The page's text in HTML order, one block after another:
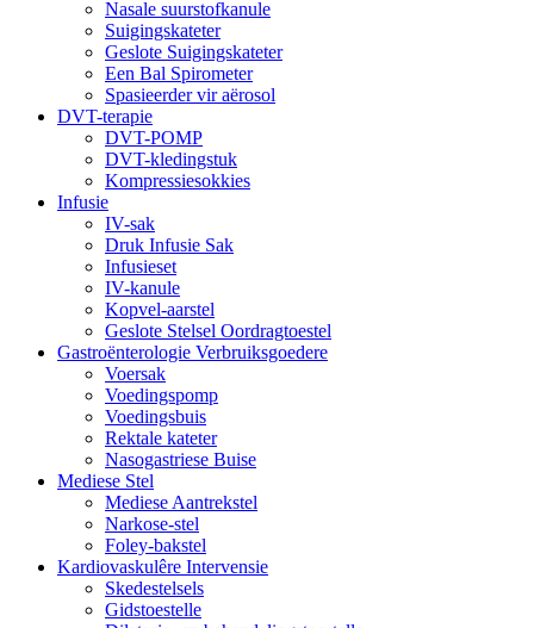
Nasale suurstofkanule
Suigingskateter
Geslote Suigingskateter
Een Bal Spirometer
Spasieerder vir aërosol
DVT-terapie
DVT-POMP
DVT-kledingstuk
Kompressiesokkies
Infusie
IV-sak
Druk Infusie Sak
Infusieset
IV-kanule
Kopvel-aarstel
Geslote Stelsel Oordragtoestel
Gastroënterologie Verbruiksgoedere
Voersak
Voedingspomp
Voedingsbuis
Rektale kateter
Nasogastriese Buise
Mediese Stel
Mediese Aantrekstel
Narkose-stel
Foley-bakstel
Kardiovaskulêre Intervensie
Skedestelsels
Gidstoestelle